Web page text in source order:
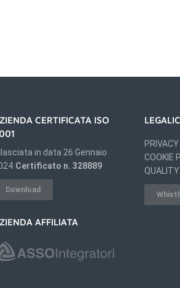
CERTIFICATA ISO
in data 26 Gennaio
Certificato n. 328889
Download
AFFILIATA
COOKIE